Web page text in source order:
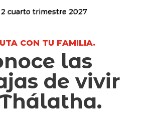
2 cuarto trimestre 2027
CON TU FAMILIA.
las
de vivir